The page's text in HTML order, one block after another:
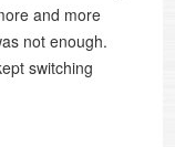
and more
not enough.
switching